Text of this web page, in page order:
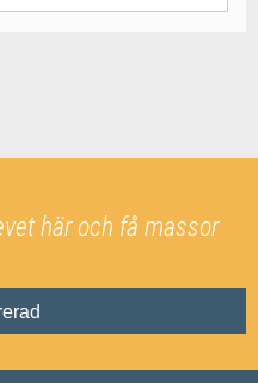
här och få massor